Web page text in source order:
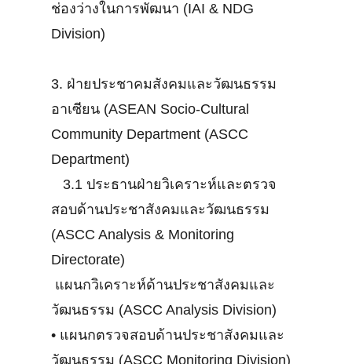
ช่องว่างในการพัฒนา (IAI & NDG
Division)
3. ฝ่ายประชาคมสังคมและวัฒนธรรม
อาเซียน (ASEAN Socio-Cultural
Community Department (ASCC
Department)
3.1 ประธานฝ่ายวิเคราะห์และตรวจ
สอบด้านประชาสังคมและวัฒนธรรม
(ASCC Analysis & Monitoring
Directorate)
แผนกวิเคราะห์ด้านประชาสังคมและ
วัฒนธรรม (ASCC Analysis Division)
• แผนกตรวจสอบด้านประชาสังคมและ
วัฒนธรรม (ASCC Monitoring Division)